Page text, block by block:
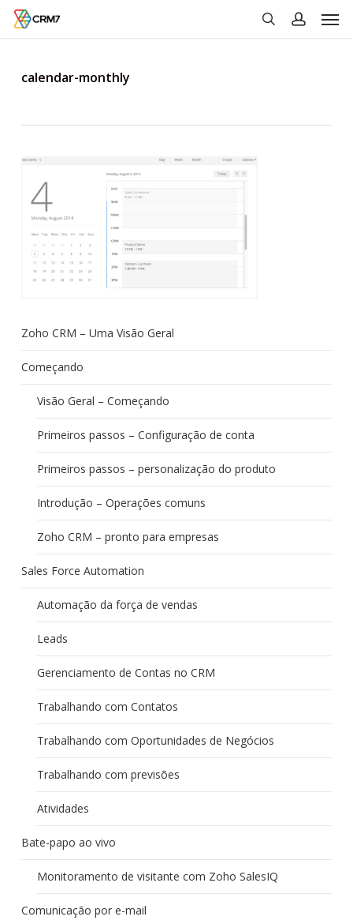
Skip
contentcalendar-monthly
Zoho CRM – Uma Visão Geral
Começando
Visão Geral – Começando
Primeiros passos – Configuração de conta
Primeiros passos – personalização do produto
Introdução – Operações comuns
Zoho CRM – pronto para empresas
Sales Force Automation
Automação da força de vendas
Leads
Gerenciamento de Contas no CRM
Trabalhando com Contatos
Trabalhando com Oportunidades de Negócios
Trabalhando com previsões
Atividades
Bate-papo ao vivo
Monitoramento de visitante com Zoho SalesIQ
Comunicação por e-mail